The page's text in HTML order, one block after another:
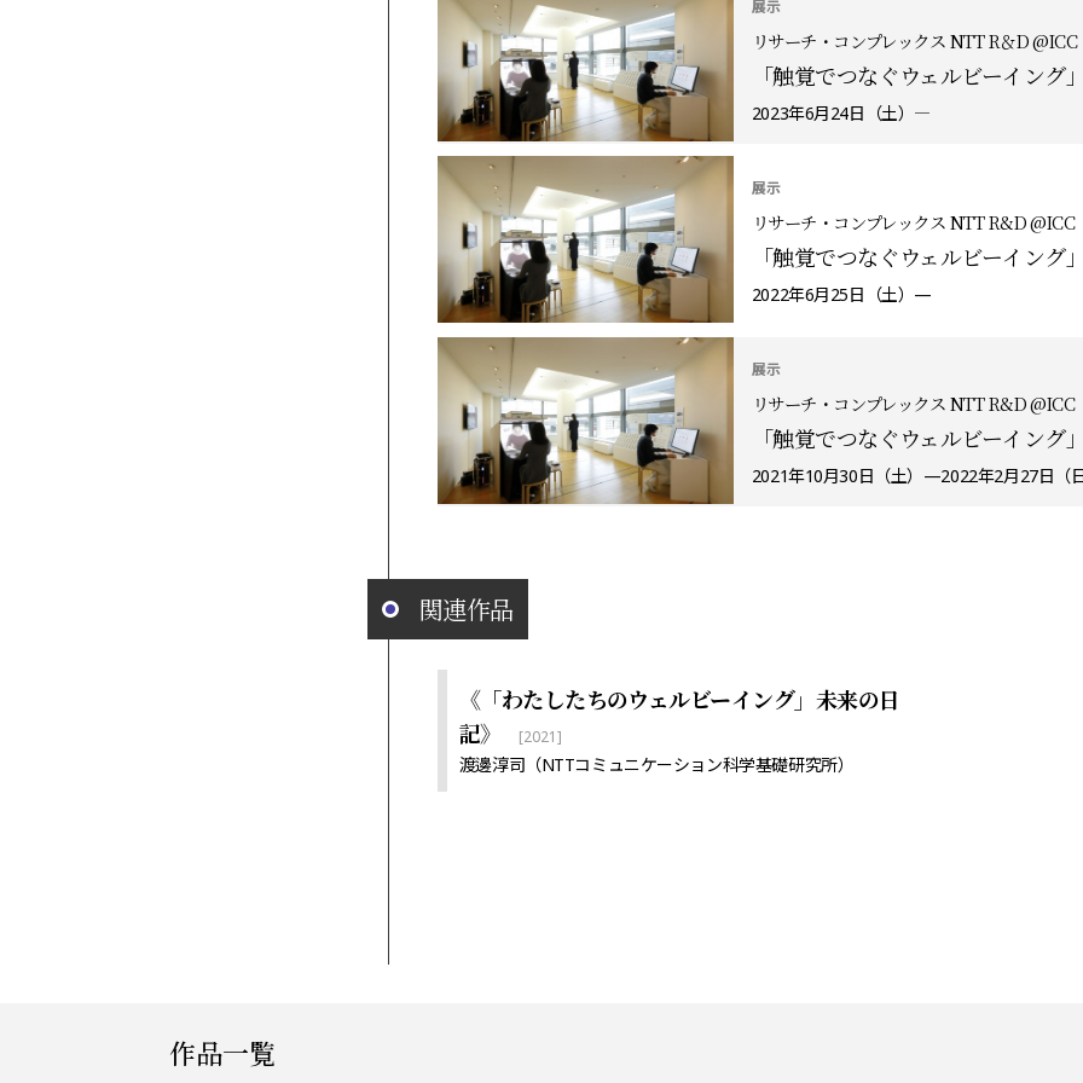
展示
リサーチ・コンプレックス NTT R＆D @ICC
「触覚でつなぐウェルビーイング」
2023年6月24日（土）―
展示
リサーチ・コンプレックス NTT R&D @ICC
「触覚でつなぐウェルビーイング」
2022年6月25日（土）—
展示
リサーチ・コンプレックス NTT R&D @ICC
「触覚でつなぐウェルビーイング」
2021年10月30日（土）—2022年2月27日（日
関連作品
《「わたしたちのウェルビーイング」未来の日
記》
[2021]
渡邊淳司（NTTコミュニケーション科学基礎研究所）
作品一覧